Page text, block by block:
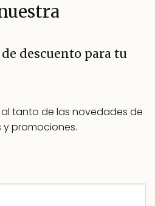
descuento para tu
tanto de las novedades de
y promociones.